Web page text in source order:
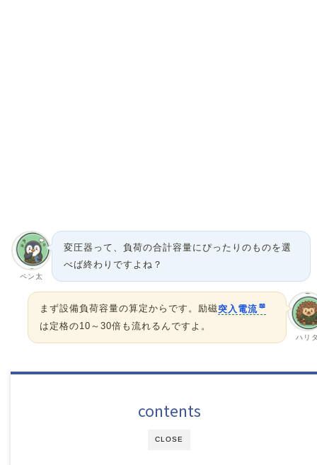
ペン太
変圧器って、負荷の合計容量にぴったりのものを選
べば終わりですよね？
ハリ
まず設備負荷容量の算定からです。励磁突入電流
は定格の10～30倍も流れるんですよ。
CLOSE
contents